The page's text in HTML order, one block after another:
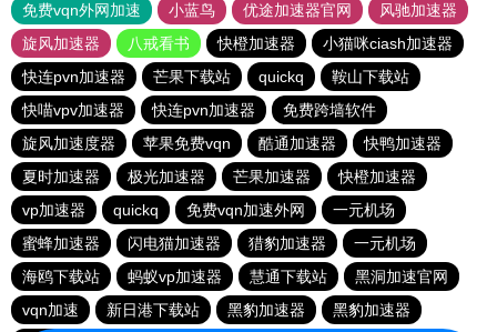
免费vqn外网加速
小蓝鸟 优途加速器官网
风驰加速器
旋风加速器
八戒看书 快橙加速器
小猫咪ciash加速器
快连pvn加速器
芒果下载站 quickq
鞍山下载站
快喵vpv加速器
快连pvn加速器
免费跨墙软件
旋风加速度器
苹果免费vqn 酷通加速器
快鸭加速器
夏时加速器
极光加速器 芒果加速器
快橙加速器
vp加速器
quickq 免费vqn加速外网
一元机场
蜜蜂加速器
闪电猫加速器 猎豹加速器
一元机场
海鸥下载站
蚂蚁vp加速器 慧通下载站
黑洞加速官网
vqn加速
新日港下载站 黑豹加速器 黑豹加速器